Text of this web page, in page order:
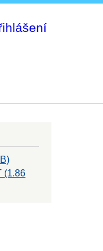
(1.86